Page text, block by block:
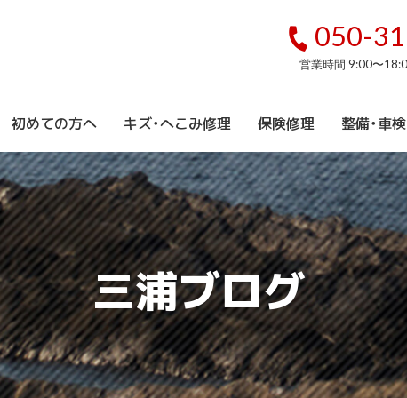
050-
営業時間 9:00〜
初めての方へ キズ・へこみ修理 保険修理 整備・車検
三浦ブログ